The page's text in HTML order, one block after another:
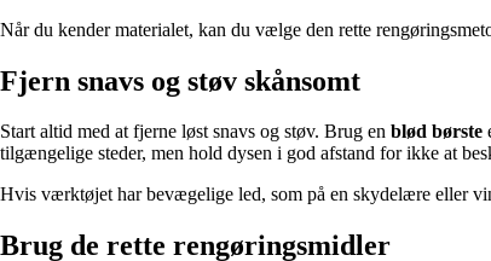
Når du kender materialet, kan du vælge den rette
Fjern snavs og støv skånsomt
Start altid med at fjerne løst snavs og støv. Brug en blød børste
tilgængelige steder, men hold dysen i god afstand for ikke at
Hvis værktøjet har bevægelige led, som på en skydelære eller
Brug de rette rengøringsmidler